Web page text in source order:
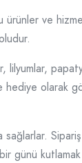
ve
lilyumlar,
hediye olarak
sağlarlar.
günü